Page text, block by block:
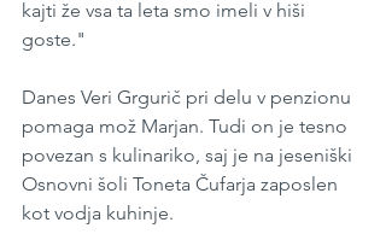
kajti že vsa ta leta smo imeli v hiši
goste."
Danes Veri Grgurič pri delu v penzionu
pomaga mož Marjan. Tudi on je tesno
povezan s kulinariko, saj je na jeseniški
Osnovni šoli Toneta Čufarja zaposlen
kot vodja kuhinje.